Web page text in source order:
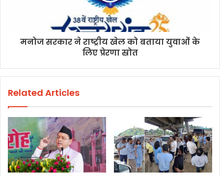
मनोज सरकार ने राष्ट्रीय खेल को बताया युवाओं के
लिए प्रेरणा स्रोत
Related Articles